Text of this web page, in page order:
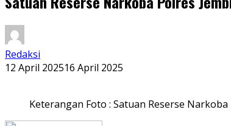
Redaksi
12 April 202516 April 2025
Keterangan Foto : Satuan Reserse